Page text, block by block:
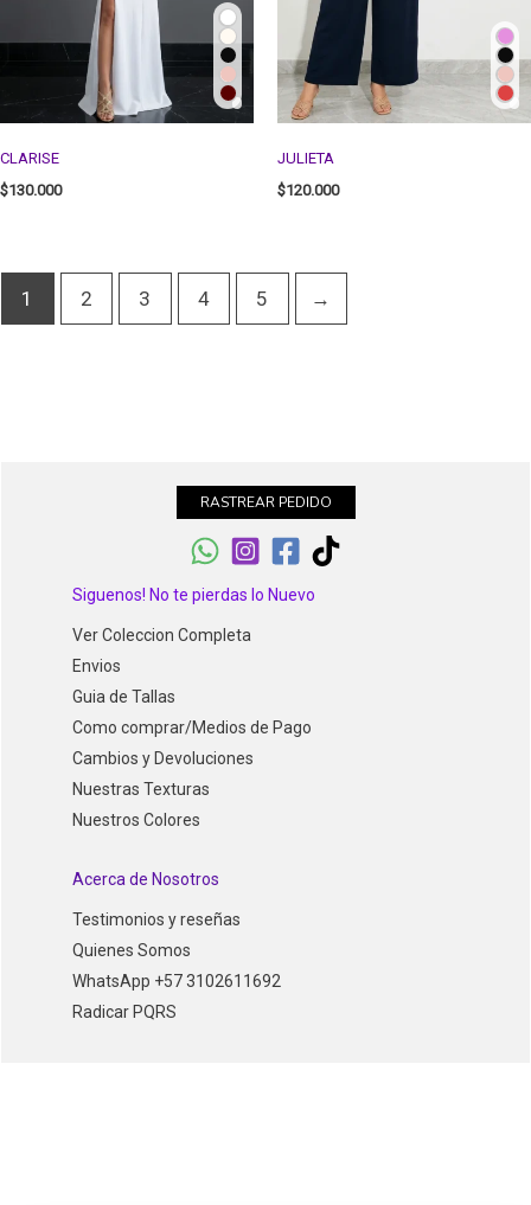
CLARISE
$130.000
JULIETA
$120.000
1 2 3 4 5 →
RASTREAR PEDIDO
Siguenos! No te pierdas lo Nuevo
Ver Coleccion Completa
Envios
Guia de Tallas
Como comprar/Medios de Pago
Cambios y Devoluciones
Nuestras Texturas
Nuestros Colores
Acerca de Nosotros
Testimonios y reseñas
Quienes Somos
WhatsApp +57 3102611692
Radicar PQRS